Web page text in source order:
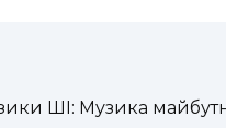
ШІ: Музика